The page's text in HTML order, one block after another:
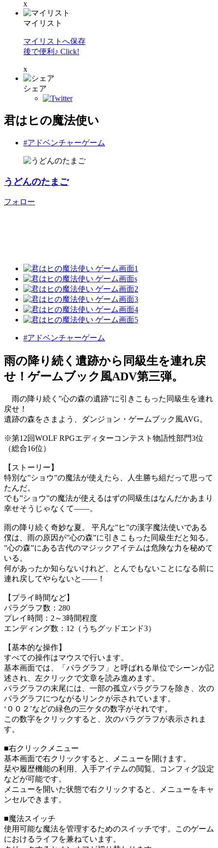
x
マイリスト
マイリストへ保存
後で便利♪ Click!
x
シェア
君はヒの魔法使い
#アドベンチャーゲーム
うどんのたまご
フォロー
#アドベンチャーゲーム
雨の降り続く遺跡から同級生を連れ戻
せ！ゲームブック風ADV第三弾。
雨の降り続く”心の森の遺跡”に引きこもった同級生を連れ
戻せ！
遺跡の森をさまよう、ダンジョン・ゲームブック風AVG。
※第12回WOLF RPGエディターコンテスト物語性部門3位
（総合16位）
【ストーリー】
特別な”ショウ”の魔法が使えたら、人生勝ち組だって思って
たんだ。
でも”ショウ”の魔法が使えるはずの同級生はなんだかあまり
幸せそうじゃなくて――。
雨の降り続く奇妙な夏。 平凡な”ヒ”の漢字魔法使いである
僕は、雨の原因が”心の森”に引きこもった同級生だと知る。
”心の森”にある古代のマジックアイテムは危険な力を秘めて
いる。
何があったか知らないけれど、とんでもないことになる前に
連れ戻してやらないと――！
【プライ時間など】
パラグラフ数：280
プレイ時間：2～3時間程度
エンディング数：12（うちグッドエンド3）
【基本的な操作】
すべての操作はマウスで行います。
基本画面では、「パラグラフ」と呼ばれる単位でシーンが記
述され、左クリックで文章を読み進めます。
パラグラフの末尾には、一部の孤立パラグラフを除き、次の
パラグラフにつながるリンクが示されています。
‘００２’などの緑色の三ケタの数字がそれです。
この数字をクリックすると、次のパラグラフが表示されま
す。
■右クリックメニュー
基本画面で右クリックすると、メニューを開けます。
栞や履歴機能の利用、入手アイテムの閲覧、コンフィグ設定
などが可能です。
メニューを開いた状態で右クリックすると、メニューをキャ
ンセルできます。
■魔法スイッチ
使用可能な魔法を管理するためのスイッチです。このゲーム
におけるライフを兼ねています。